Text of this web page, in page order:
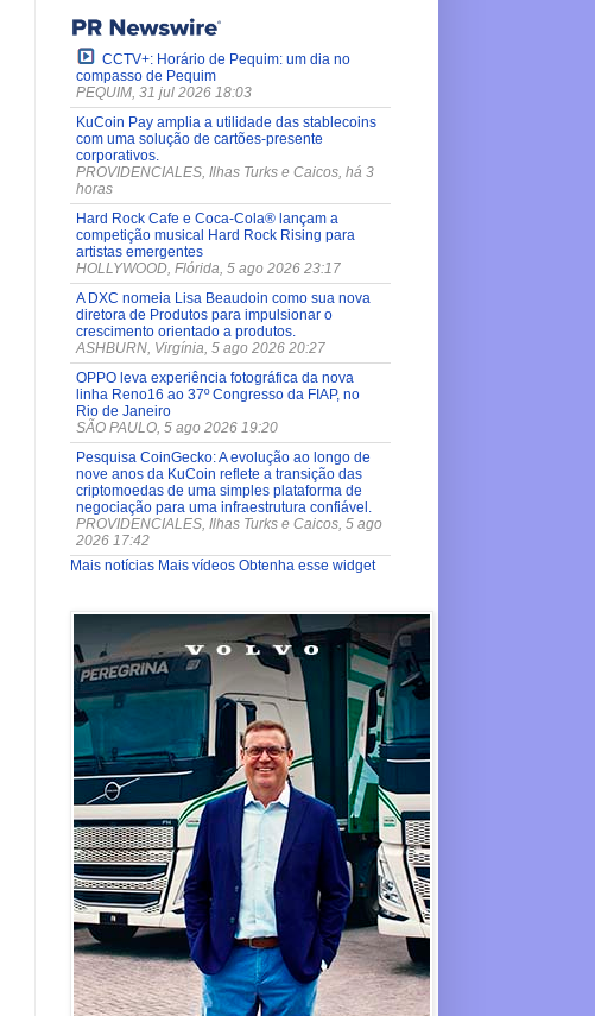
CCTV+: Horário de Pequim: um dia no
compasso de Pequim
PEQUIM, 31 jul 2026 18:03
KuCoin Pay amplia a utilidade das stablecoins
com uma solução de cartões-presente
corporativos.
PROVIDENCIALES, Ilhas Turks e Caicos, há 3
horas
Hard Rock Cafe e Coca-Cola® lançam a
competição musical Hard Rock Rising para
artistas emergentes
HOLLYWOOD, Flórida, 5 ago 2026 23:17
A DXC nomeia Lisa Beaudoin como sua nova
diretora de Produtos para impulsionar o
crescimento orientado a produtos.
ASHBURN, Virgínia, 5 ago 2026 20:27
OPPO leva experiência fotográfica da nova
linha Reno16 ao 37º Congresso da FIAP, no
Rio de Janeiro
SÃO PAULO, 5 ago 2026 19:20
Pesquisa CoinGecko: A evolução ao longo de
nove anos da KuCoin reflete a transição das
criptomoedas de uma simples plataforma de
negociação para uma infraestrutura confiável.
PROVIDENCIALES, Ilhas Turks e Caicos, 5 ago
2026 17:42
Mais notícias Mais vídeos Obtenha esse widget